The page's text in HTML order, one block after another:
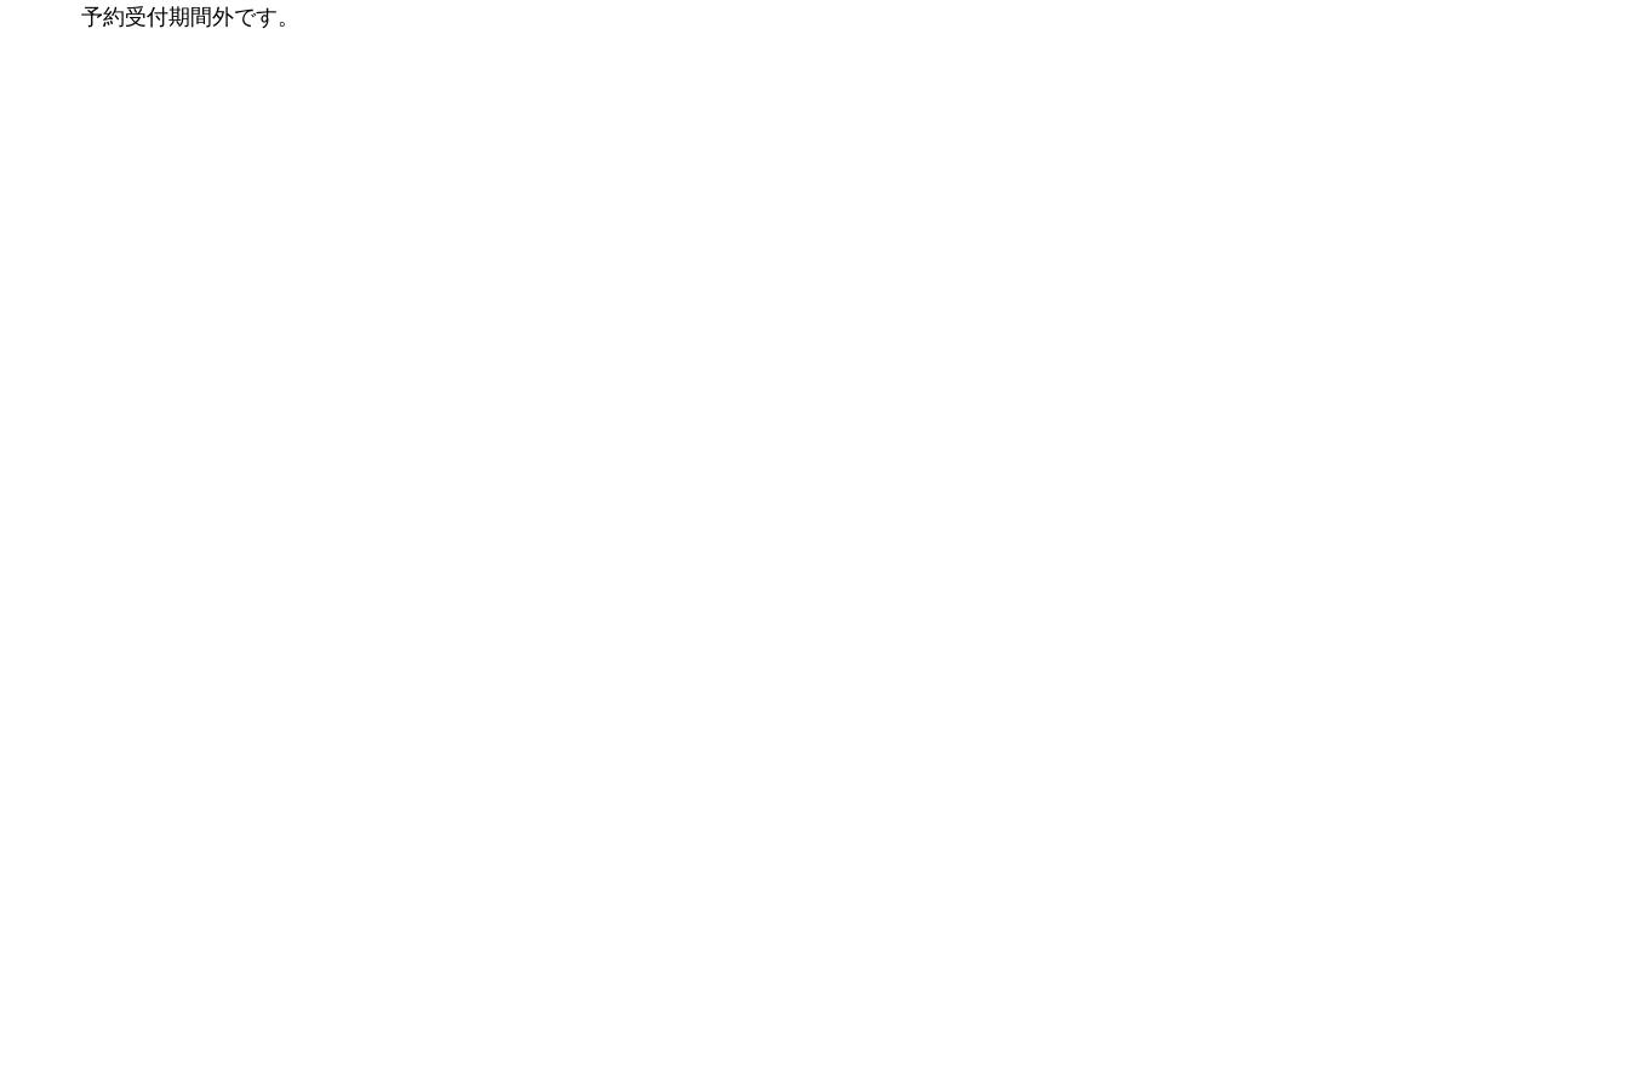
予約受付期間外です。